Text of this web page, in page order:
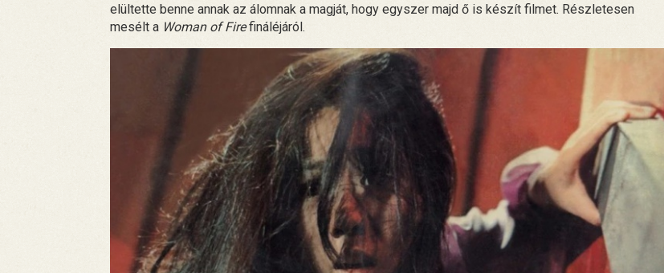
elültette benne annak az álomnak a magját, hogy egyszer majd ő is készít filmet. Részletesen
mesélt a Woman of Firefináléjáról.